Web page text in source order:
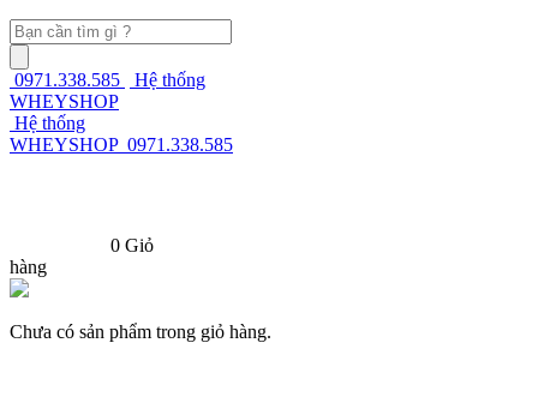
0971.338.585
Hệ thống
WHEYSHOP
Hệ thống
WHEYSHOP 0971.338.585
0 Giỏ
hàng
Chưa có sản phẩm trong giỏ hàng.